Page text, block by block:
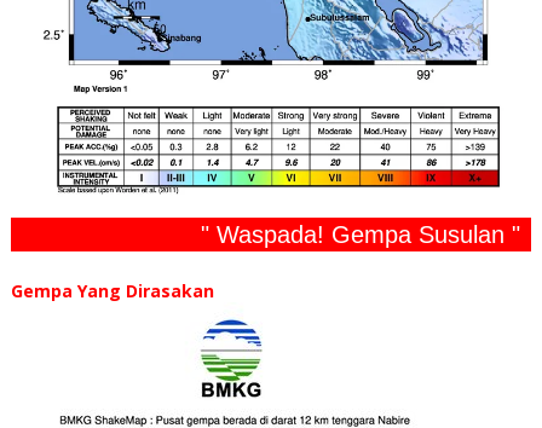
" Waspada! Gempa Susulan "
Gempa Yang Dirasakan